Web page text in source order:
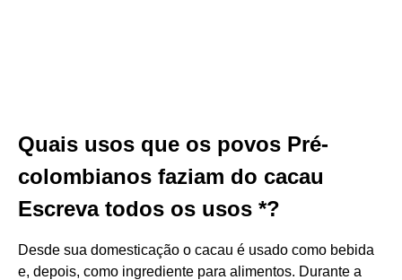
Quais usos que os povos Pré-
colombianos faziam do cacau
Escreva todos os usos *?
Desde sua domesticação o cacau é usado como bebida
e, depois, como ingrediente para alimentos. Durante a